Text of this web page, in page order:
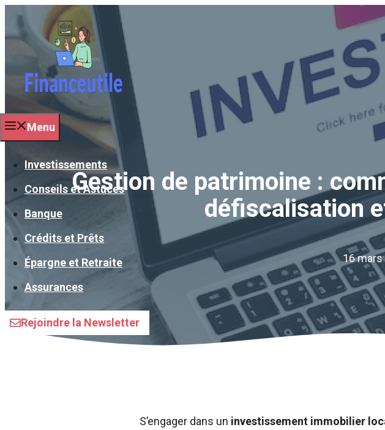
Aller
contenu
Menu
Investissements
Conseils et Astuces
Banque
Crédits et Prêts
Épargne et Retraite
Assurances
Rejoindre la Newsletter
Gestion de patrimoine :
défiscalisation
16 mars
S’engager dans un investissement immobilier